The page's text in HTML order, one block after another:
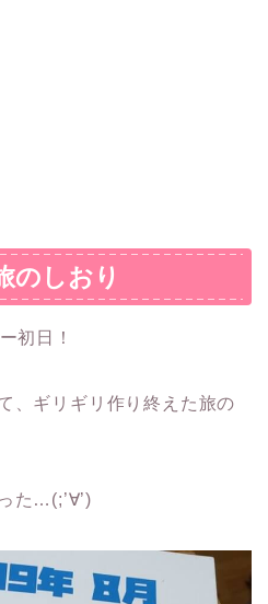
のしおり
初日！
、ギリギリ作り終えた旅の
た…(;’∀’)